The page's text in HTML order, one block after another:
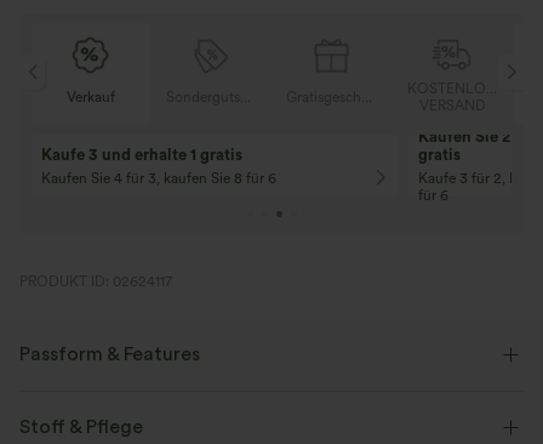
Verkauf
Kaufe 3 und erhalte 1 gratis
Kaufen Sie 4 für 3, kaufen Sie 8 für 6
Kaufen Sie 2
gratis
Kaufe 3 für 2,
für 6
PRODUKT ID: 02624117
Passform & Features
Stoff & Pflege